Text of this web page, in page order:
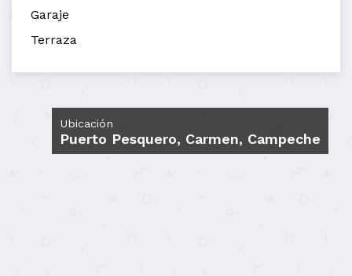
Garaje
Terraza
Ubicación
Puerto Pesquero, Carmen, Campeche